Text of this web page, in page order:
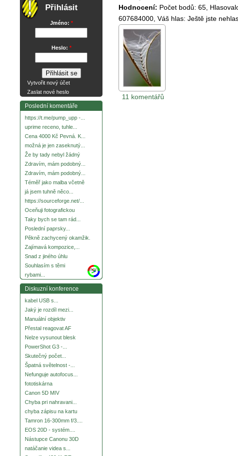
Přihlásit
Jméno: *
Heslo: *
Vytvořit nový účet
Zaslat nové heslo
Poslední komentáře
https://t.me/pump_upp -...
uprime receno, tuhle...
Cena 4000 Kč Pevná. K...
možná je jen zaseknutý...
Že by tady nebyl žádný
Zdravím, mám podobný...
Zdravím, mám podobný...
Téměř jako malba včetně
já jsem tuhně něco...
https://sourceforge.net/...
Oceňuji fotografickou
Taky bych se tam rád...
Poslední paprsky...
Pěkně zachycený okamžik.
Zajímavá kompozice,...
Snad z jiného úhlu
Souhlasím s těmi
rybami...
more
Diskuzní konference
kabel USB s...
Jaký je rozdíl mezi...
Manuální objektiv
Přestal reagovat AF
Nelze vysunout blesk
PowerShot G3 -...
Skutečný počet...
Špatná světelnost -...
Nefunguje autofocus...
fototiskárna
Canon 5D MIV
Chyba pri nahravani...
chyba zápisu na kartu
Tamron 16-300mm f/3....
EOS 20D - systém....
Nástupce Canonu 30D
natáčanie videa s...
Hodnocení: Počet bodů: 65,
607684000, Váš hlas: Ještě jste
11 komentářů